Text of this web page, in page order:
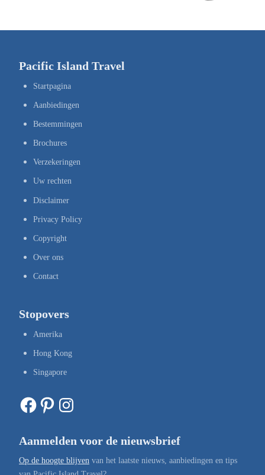
Pacific Island Travel
Startpagina
Aanbiedingen
Bestemmingen
Brochures
Verzekeringen
Uw rechten
Disclaimer
Privacy Policy
Copyright
Over ons
Contact
Stopovers
Amerika
Hong Kong
Singapore
Facebook Pinterest Instagram
Aanmelden voor de nieuwsbrief
Op de hoogte blijven van het laatste nieuws, aanbiedingen en tips